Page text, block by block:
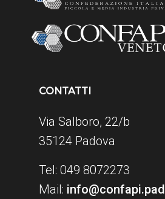
CONTATTI
Via Salboro, 22/b
35124 Padova
Tel: 049 8072273
Mail: